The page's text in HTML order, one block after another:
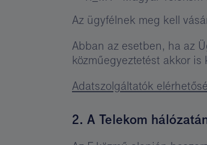
Az ügyfélnek meg kell
Abban az esetben, ha az
közműegyeztetést akkor is
Adatszolgáltatók
2. A Telekom